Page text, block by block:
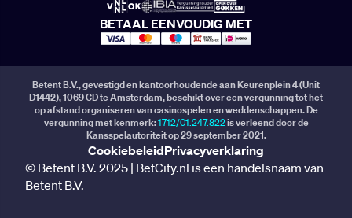
BETAAL EENVOUDIG MET
Betent B.V., gevestigd en kantoorhoudende aan Keurenplein 4 (Unit
D1442), 1069 CD te Amsterdam, beschikt over een vergunning tot het
op afstand organiseren van casinospelen en weddenschappen. De
vergunning met kenmerk:1712/01.247.822is verleend door de
Kansspelautoriteit op 29 september 2021.
CookiebeleidPrivacyverklaring
© Betent B.V. 2025 | BetCity.nl is een handelsnaam van
Betent B.V.